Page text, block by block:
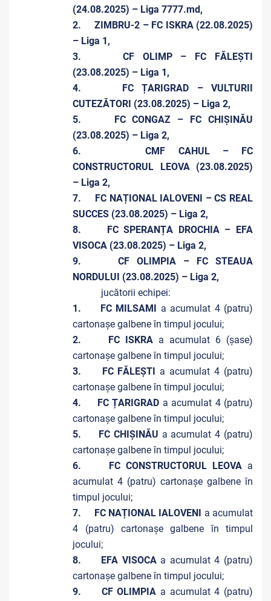
(24.08.2025) – Liga 7777.md,
2. ZIMBRU-2 – FC ISKRA (22.08.2025)
– Liga 1,
3. CF OLIMP – FC FĂLEȘTI
(23.08.2025) – Liga 1,
4. FC ȚARIGRAD – VULTURII
CUTEZĂTORI (23.08.2025) – Liga 2,
5. FC CONGAZ – FC CHIȘINĂU
(23.08.2025) – Liga 2,
6. CMF CAHUL – FC
CONSTRUCTORUL LEOVA (23.08.2025)
– Liga 2,
7. FC NAȚIONAL IALOVENI – CS REAL
SUCCES (23.08.2025) – Liga 2,
8. FC SPERANȚA DROCHIA – EFA
VISOCA (23.08.2025) – Liga 2,
9. CF OLIMPIA – FC STEAUA
NORDULUI (23.08.2025) – Liga 2,
jucătorii echipei:
1. FC MILSAMI a acumulat 4 (patru)
cartonașe galbene în timpul jocului;
2. FC ISKRA a acumulat 6 (șase)
cartonașe galbene în timpul jocului;
3. FC FĂLEȘTI a acumulat 4 (patru)
cartonașe galbene în timpul jocului;
4. FC ȚARIGRAD a acumulat 4 (patru)
cartonașe galbene în timpul jocului;
5. FC CHIȘINĂU a acumulat 4 (patru)
cartonașe galbene în timpul jocului;
6. FC CONSTRUCTORUL LEOVA a
acumulat 4 (patru) cartonașe galbene în
timpul jocului;
7. FC NAȚIONAL IALOVENI a acumulat
4 (patru) cartonașe galbene în timpul
jocului;
8. EFA VISOCA a acumulat 4 (patru)
cartonașe galbene în timpul jocului;
9. CF OLIMPIA a acumulat 4 (patru)